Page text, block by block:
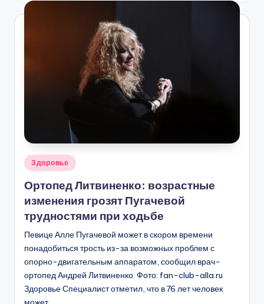
Опубликовано
Здоровье
Ортопед Литвиненко: возрастные
изменения грозят Пугачевой
трудностями при ходьбе
Певице Алле Пугачевой может в скором времени
понадобиться трость из-за возможных проблем с
опорно-двигательным аппаратом, сообщил врач-
ортопед Андрей Литвиненко. Фото: fan-club-alla.ru
Здоровье Специалист отметил, что в 76 лет человек